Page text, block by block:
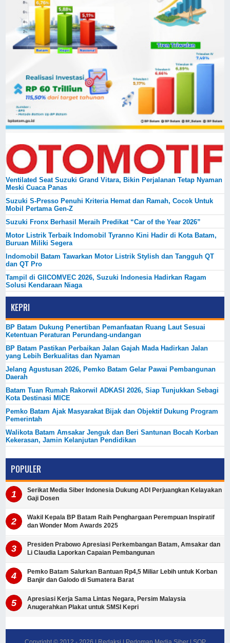
Ventilated Seat Suzuki Grand Vitara, Bikin Perjalanan Tetap Nyaman
Meski Cuaca Panas
Suzuki S-Presso Penuhi Kriteria Hemat dan Ramah, Cocok Untuk
Mobil Pertama Gen-Z
Suzuki Fronx Berhasil Meraih Predikat “Car of the Year 2026”
Motor Listrik Terbaik Indomobil Tyranno Kini Hadir di Kota Batam,
Buruan Miliki Segera
Indomobil Batam Tawarkan Motor Listrik Stylish dan Tangguh QT
dan QT Pro
Tampil di GIICOMVEC 2026, Suzuki Indonesia Hadirkan Ragam
Solusi Kendaraan Niaga
KEPRI
BP Batam Dukung Penertiban Pemanfaatan Ruang Laut Sesuai
Ketentuan Peraturan Perundang-undangan
BP Batam Pastikan Perbaikan Jalan Gajah Mada Hadirkan Jalan
yang Lebih Berkualitas dan Nyaman
Jelang Agustusan 2026, Pemko Batam Gelar Pawai Pembangunan
Daerah
Batam Tuan Rumah Rakorwil ADKASI 2026, Siap Tunjukkan Sebagi
Kota Destinasi MICE
Pemko Batam Ajak Masyarakat Bijak dan Objektif Dukung Program
Pemerintah
Walikota Batam Amsakar Jenguk dan Beri Santunan Bocah Korban
Kekerasan, Jamin Kelanjutan Pendidikan
POPULER
Serikat Media Siber Indonesia Dukung ADI Perjuangkan Kelayakan
Gaji Dosen
Wakil Kepala BP Batam Raih Penghargaan Perempuan Inspiratif
dan Wonder Mom Awards 2025
Presiden Prabowo Apresiasi Perkembangan Batam, Amsakar dan
Li Claudia Laporkan Capaian Pembangunan
Pemko Batam Salurkan Bantuan Rp4,5 Miliar Lebih untuk Korban
Banjir dan Galodo di Sumatera Barat
Apresiasi Kerja Sama Lintas Negara, Persim Malaysia
Anugerahkan Plakat untuk SMSI Kepri